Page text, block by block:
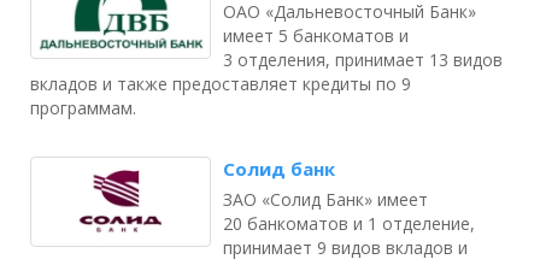
ОАО «Дальневосточный Банк»
имеет 5 банкоматов и
3 отделения, принимает 13 видов
вкладов и также предоставляет кредиты по 9
программам.
Солид банк
ЗАО «Солид Банк» имеет
20 банкоматов и 1 отделение,
принимает 9 видов вкладов и